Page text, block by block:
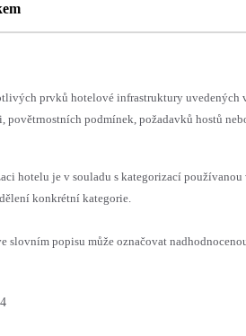
prvků hotelové infrastruktury uvedených
povětrnostních podmínek, požadavků hostů
hotelu je v souladu s kategorizací používanou
konkrétní kategorie.
slovním popisu může označovat